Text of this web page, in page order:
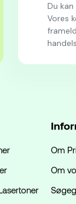
Du
Vores
Om
Om